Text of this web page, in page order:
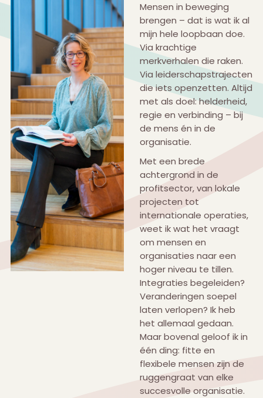
Mensen in beweging
brengen – dat is wat ik al
mijn hele loopbaan doe.
Via krachtige
merkverhalen die raken.
Via leiderschapstrajecten
die iets openzetten. Altijd
met als doel: helderheid,
regie en verbinding – bij
de mens én in de
organisatie.
Met een brede
achtergrond in de
profitsector, van lokale
projecten tot
internationale operaties,
weet ik wat het vraagt
om mensen en
organisaties naar een
hoger niveau te tillen.
Integraties begeleiden?
Veranderingen soepel
laten verlopen? Ik heb
het allemaal gedaan.
Maar bovenal geloof ik in
één ding: fitte en
flexibele mensen zijn de
ruggengraat van elke
succesvolle organisatie.